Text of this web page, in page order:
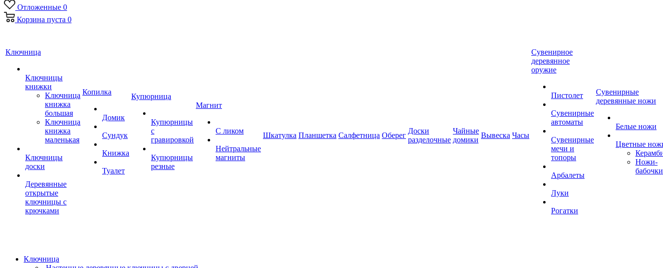
Отложенные 0
Корзина пуста 0
Ключница
Ключницы
книжки
Ключница
книжка
большая
Ключница
книжка
маленькая
Ключницы
доски
Деревянные
открытые
ключницы с
крючками
Копилка
Домик
Сундук
Книжка
Туалет
Купюрница
Купюрницы
с
гравировкой
Купюрницы
резные
Магнит
С ликом
Нейтральные
магниты
Шкатулка Планшетка Салфетница Оберег
Доски
разделочные
Чайные
домики
Вывеска Часы
Сувенирное
деревянное
оружие
Пистолет
Сувенирные
автоматы
Сувенирные
мечи и
топоры
Арбалеты
Луки
Рогатки
Сувенирные
деревянные ножи
Белые ножи
Цветные
Ножи-
бабочки
Ключница